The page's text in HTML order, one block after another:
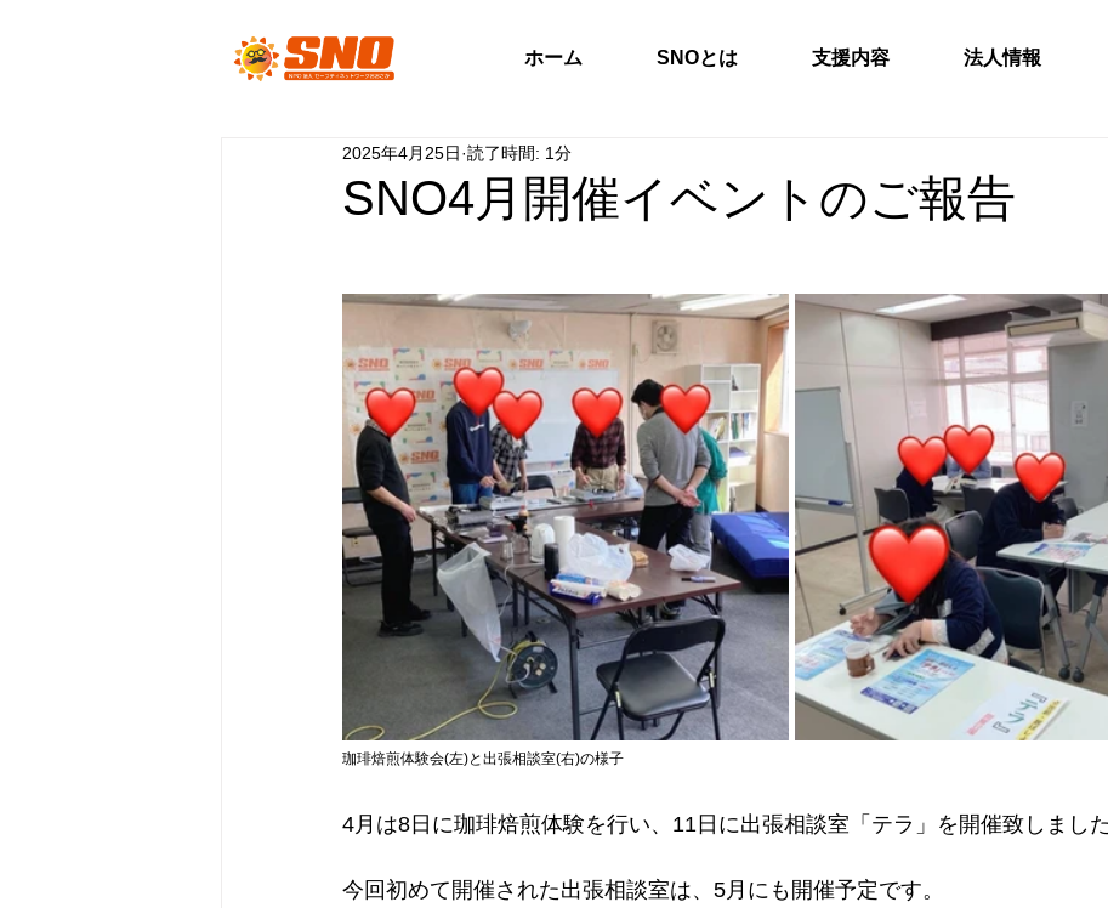
ホーム SNOとは 支援内容 法人情報
SNO4月開催イベントのご報告
2025年4月25日 読了時間: 1分
珈琲焙煎体験会(左)と出張相談室(右)の様子
4月は8日に珈琲焙煎体験を行い、11日に出張相談室「テラ」を開催致しました
今回初めて開催された出張相談室は、5月にも開催予定です。